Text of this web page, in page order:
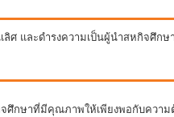
ลิศ และดำรงความเป็นผู้นำสหกิจศึก
ศึกษาที่มีคุณภาพให้เพียงพอกับความ